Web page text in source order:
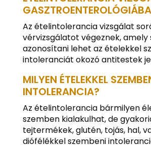
Az ételintolerancia vizsgálat
vérvizsgálatot végeznek,
azonosítani lehet az ételekkel
intoleranciát okozó antitestek
MILYEN ÉTELEKKEL
INTOLERANCIA?
Az ételintolerancia bármilyen
szemben kialakulhat, de
tejtermékek, glutén, tojás, hal,
diófélékkel szembeni